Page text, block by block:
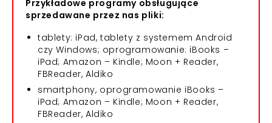
Przykładowe programy obsługujące
sprzedawane przez nas pliki:
tablety: iPad, tablety z systemem Android
czy Windows; oprogramowanie: iBooks –
iPad; Amazon – Kindle; Moon + Reader,
FBReader, Aldiko
smartphony, oprogramowanie iBooks –
iPad; Amazon – Kindle; Moon + Reader,
FBReader, Aldiko